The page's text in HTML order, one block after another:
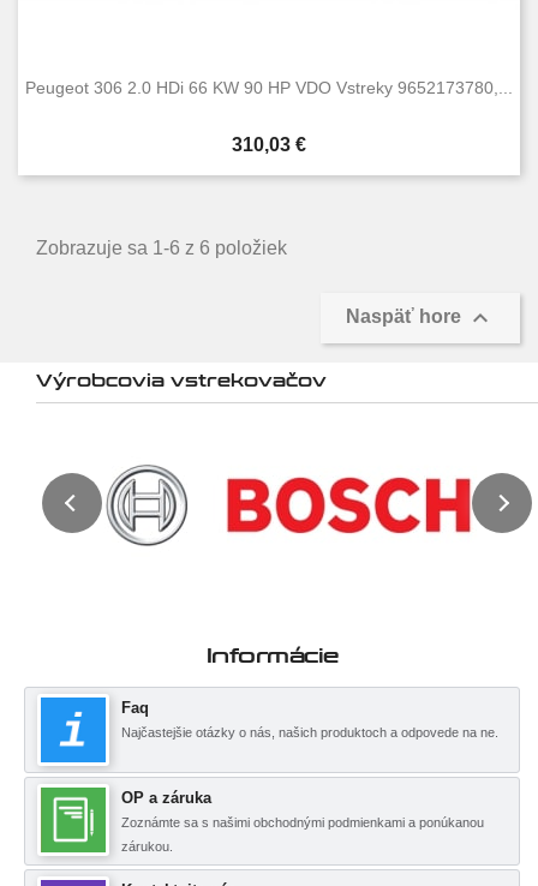
Peugeot 306 2.0 HDi 66 KW 90 HP VDO Vstreky 9652173780,...
Cena
310,03 €
Zobrazuje sa 1-6 z 6 položiek
Naspäť hore 
Výrobcovia vstrekovačov
Informácie
Faq
Najčastejšie otázky o nás, našich produktoch a odpovede na ne.
OP a záruka
Zoznámte sa s našimi obchodnými podmienkami a ponúkanou
zárukou.